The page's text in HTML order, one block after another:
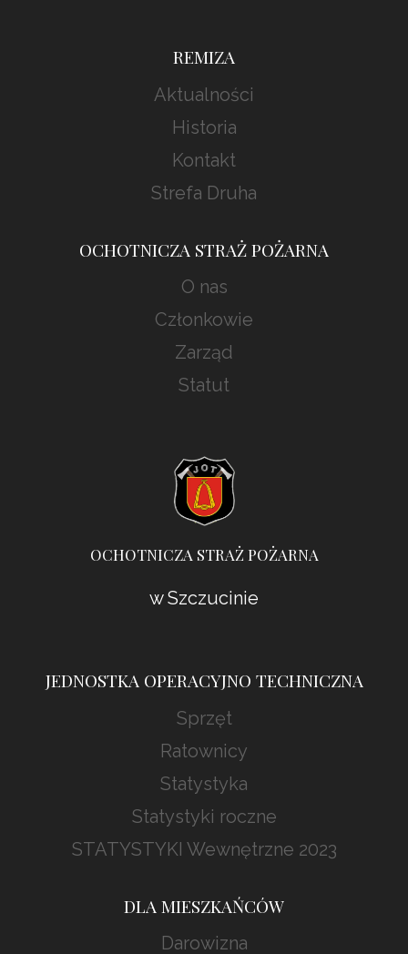
REMIZA
Aktualności
Historia
Kontakt
Strefa Druha
OCHOTNICZA STRAŻ POŻARNA
O nas
Członkowie
Zarząd
Statut
OCHOTNICZA STRAŻ POŻARNA
w Szczucinie
JEDNOSTKA OPERACYJNO TECHNICZNA
Sprzęt
Ratownicy
Statystyka
Statystyki roczne
STATYSTYKI Wewnętrzne 2023
DLA MIESZKAŃCÓW
Darowizna